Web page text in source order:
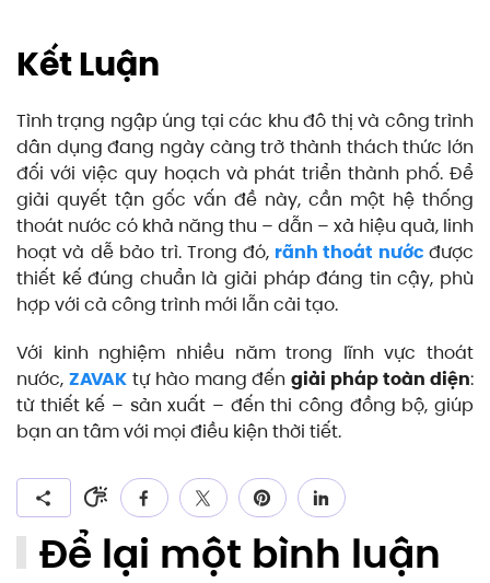
Kết Luận
Tình trạng ngập úng tại các khu đô thị và công trình
dân dụng đang ngày càng trở thành thách thức lớn
đối với việc quy hoạch và phát triển thành phố. Để
giải quyết tận gốc vấn đề này, cần một hệ thống
thoát nước có khả năng thu – dẫn – xả hiệu quả, linh
hoạt và dễ bảo trì. Trong đó, rãnh thoát nướcđược
thiết kế đúng chuẩn là giải pháp đáng tin cậy, phù
hợp với cả công trình mới lẫn cải tạo.
Với kinh nghiệm nhiều năm trong lĩnh vực thoát
nước, ZAVAKtự hào mang đếngiải pháp toàn diện:
từ thiết kế – sản xuất – đến thi công đồng bộ, giúp
bạn an tâm với mọi điều kiện thời tiết.
Để lại một bình luận